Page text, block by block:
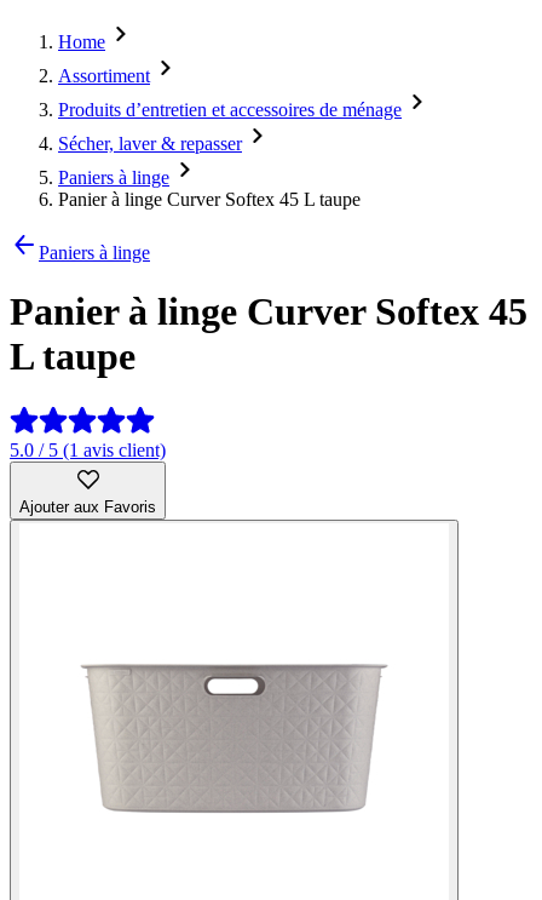
Home
Assortiment
Produits d’entretien et accessoires de ménage
Sécher, laver & repasser
Paniers à linge
Panier à linge Curver Softex 45 L taupe
Paniers à linge
Panier à linge Curver Softex 45
L taupe
5.0 / 5 (1 avis client)
Ajouter aux Favoris